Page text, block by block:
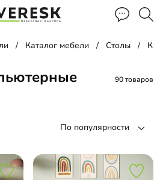
Каталог мебели Столы
90 товаров
По популярности